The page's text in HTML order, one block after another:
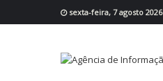
sexta-feira, 7 agosto 2026